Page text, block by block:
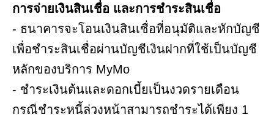
การจ่ายเงินสินเชื่อ และการชำระสินเชื่อ
- ธนาคารจะโอนเงินสินเชื่อที่อนุมัติและหักบัญชี
เพื่อชำระสินเชื่อผ่านบัญชีเงินฝากที่ใช้เป็นบัญชี
หลักของบริการ MyMo
- ชำระเงินต้นและดอกเบี้ยเป็นงวดรายเดือน
กรณีชำระหนี้ล่วงหน้าสามารถชำระได้เพียง 1